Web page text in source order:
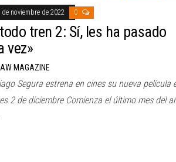
de noviembre de 2022 0
tren 2: Sí, les ha pasado
vez»
MAGAZINE
Segura estrena en cines su nueva película
2 de diciembre Comienza el último mes del